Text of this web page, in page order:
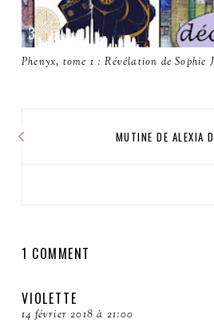
Phenyx, tome 1 : Révélation de
MUTINE DE ALEXIA
1 COMMENT
VIOLETTE
14 février 2018 à 21:00